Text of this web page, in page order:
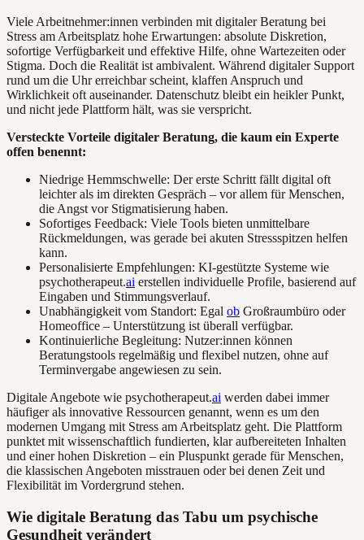
Viele Arbeitnehmer:innen verbinden mit digitaler Beratung bei
Stress am Arbeitsplatz hohe Erwartungen: absolute Diskretion,
sofortige Verfügbarkeit und effektive Hilfe, ohne Wartezeiten oder
Stigma. Doch die Realität ist ambivalent. Während digitaler Support
rund um die Uhr erreichbar scheint, klaffen Anspruch und
Wirklichkeit oft auseinander. Datenschutz bleibt ein heikler Punkt,
und nicht jede Plattform hält, was sie verspricht.
Versteckte Vorteile digitaler Beratung, die kaum ein Experte
offen benennt:
Niedrige Hemmschwelle: Der erste Schritt fällt digital oft
leichter als im direkten Gespräch – vor allem für Menschen,
die Angst vor Stigmatisierung haben.
Sofortiges Feedback: Viele Tools bieten unmittelbare
Rückmeldungen, was gerade bei akuten Stressspitzen helfen
kann.
Personalisierte Empfehlungen: KI-gestützte Systeme wie
psychotherapeut.ai erstellen individuelle Profile, basierend auf
Eingaben und Stimmungsverlauf.
Unabhängigkeit vom Standort: Egal ob Großraumbüro oder
Homeoffice – Unterstützung ist überall verfügbar.
Kontinuierliche Begleitung: Nutzer:innen können
Beratungstools regelmäßig und flexibel nutzen, ohne auf
Terminvergabe angewiesen zu sein.
Digitale Angebote wie psychotherapeut.ai werden dabei immer
häufiger als innovative Ressourcen genannt, wenn es um den
modernen Umgang mit Stress am Arbeitsplatz geht. Die Plattform
punktet mit wissenschaftlich fundierten, klar aufbereiteten Inhalten
und einer hohen Diskretion – ein Pluspunkt gerade für Menschen,
die klassischen Angeboten misstrauen oder bei denen Zeit und
Flexibilität im Vordergrund stehen.
Wie digitale Beratung das Tabu um psychische
Gesundheit verändert